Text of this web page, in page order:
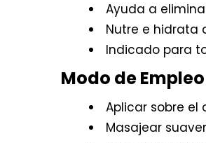
Ayuda a
Nutre e hidrata
Indicado para
Modo de
Aplicar sobre el
Masajear